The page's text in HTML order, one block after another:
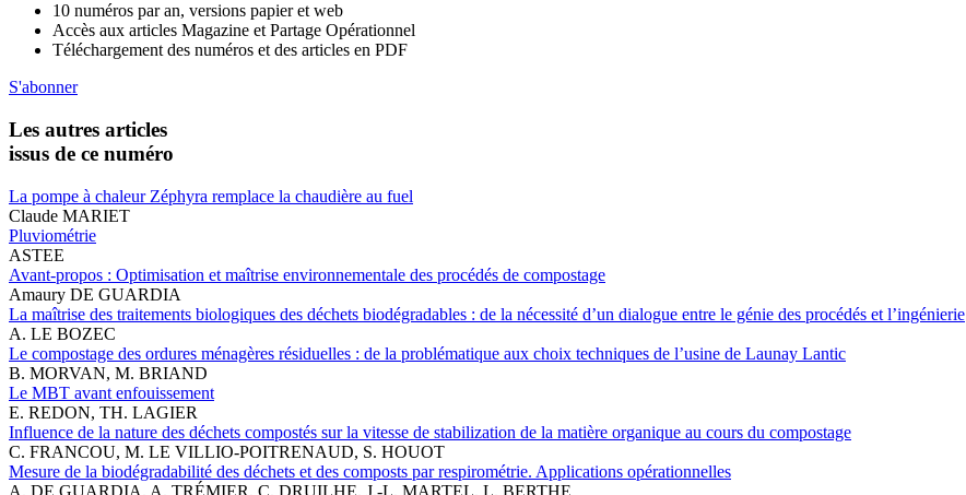
10 numéros par an, versions papier et web
Accès aux articles Magazine et Partage Opérationnel
Téléchargement des numéros et des articles en PDF
S'abonner
Les autres articles
issus de ce numéro
La pompe à chaleur Zéphyra remplace la chaudière au fuel
Claude MARIET
Pluviométrie
ASTEE
Avant-propos : Optimisation et maîtrise environnementale des procédés de compostage
Amaury DE GUARDIA
La maîtrise des traitements biologiques des déchets biodégradables : de la nécessité d’un dialogue entre le génie des procédés et l’ingénierie
A. LE BOZEC
Le compostage des ordures ménagères résiduelles : de la problématique aux choix techniques de l’usine de Launay Lantic
B. MORVAN, M. BRIAND
Le MBT avant enfouissement
E. REDON, TH. LAGIER
Influence de la nature des déchets compostés sur la vitesse de stabilization de la matière organique au cours du compostage
C. FRANCOU, M. LE VILLIO-POITRENAUD, S. HOUOT
Mesure de la biodégradabilité des déchets et des composts par respirométrie. Applications opérationnelles
A. DE GUARDIA, A. TRÉMIER, C. DRUILHE, J.-L. MARTEL, L. BERTHE